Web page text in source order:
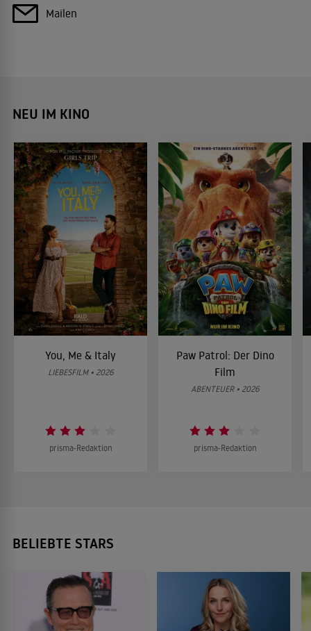
Mailen
NEU IM KINO
You, Me & Italy
LIEBESFILM • 2026
prisma-Redaktion
Paw Patrol: Der Dino
Film
ABENTEUER • 2026
prisma-Redaktion
BELIEBTE STARS